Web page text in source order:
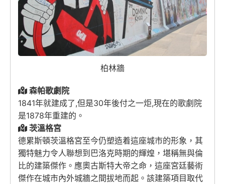
柏林牆
森帕歌劇院
1841年就建成了,但是30年後付之一炬,現在的歌劇院
是1878年重建的。
茨溫格宮
德累斯頓茨溫格宮至今仍塑造着這座城市的形象，其
獨特魅力令人聯想到巴洛克時期的輝煌，堪稱無與倫
比的建築傑作。應奧古斯特大帝之命，這座宮廷藝術
傑作在城市內外城牆之間拔地而起。該建築項目取代